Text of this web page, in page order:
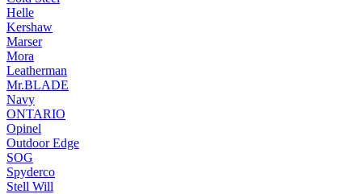
Helle
Kershaw
Marser
Mora
Leatherman
Mr.BLADE
Navy
ONTARIO
Opinel
Outdoor Edge
SOG
Spyderco
Stell Will